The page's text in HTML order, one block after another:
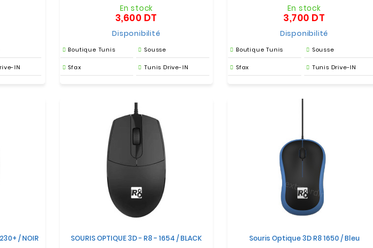
IN
En stock
3,600 DT
Disponibilité
Boutique Tunis Sousse
Sfax Tunis Drive-IN
En stock
3,700 DT
Disponibilité
Boutique Tunis Sousse
Sfax Tunis Drive-IN
230+ / NOIR SOURIS OPTIQUE 3D - R8 - 1654 / BLACK Souris Optique 3D R8 1650 / Bleu